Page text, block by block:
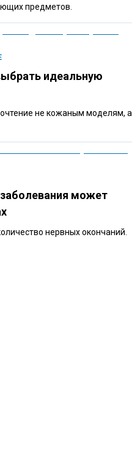
предметов.
идеальную
не кожаным моделям, а
заболевания может
нервных окончаний.